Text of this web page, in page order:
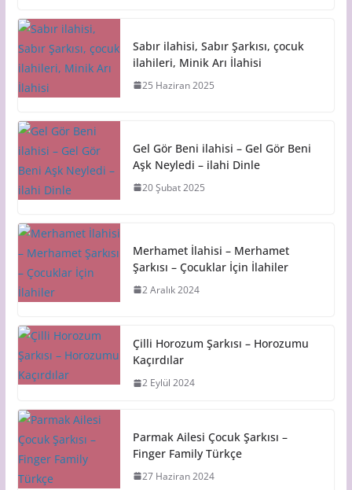
Sabır ilahisi, Sabır Şarkısı, çocuk
ilahileri, Minik Arı İlahisi
25 Haziran 2025
Gel Gör Beni ilahisi – Gel Gör Beni
Aşk Neyledi – ilahi Dinle
20 Şubat 2025
Merhamet İlahisi – Merhamet
Şarkısı – Çocuklar İçin İlahiler
2 Aralık 2024
Çilli Horozum Şarkısı – Horozumu
Kaçırdılar
2 Eylül 2024
Parmak Ailesi Çocuk Şarkısı –
Finger Family Türkçe
27 Haziran 2024